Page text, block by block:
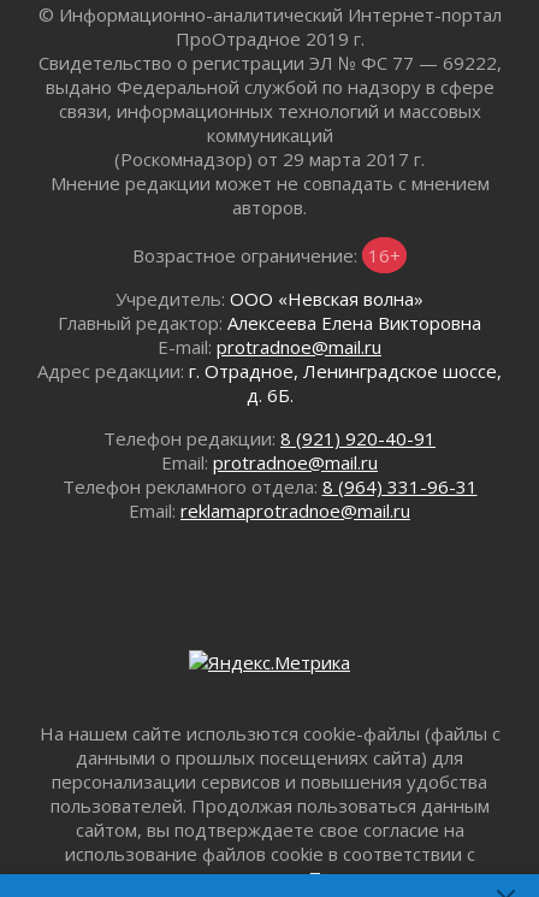
Лето без гаджетов
Болезнь девственниц и вампиров
01 августа 2026
Безмолвный крик о помощи
01 августа 2026
В музей всей семьёй
Без заявлений и очередей
Не женское это дело...уверены?
01 августа 2026
Все силы в кулак
01 августа 2026
01 августа 2026
Один в поле — не воин
01 августа 2026
Ленинградцы — бойцам «Барс-Ленинградец»
31 июля 2026
«Корвет» на страже
31 июля 2026
Правила для жизни
31 июля 2026
С рабочим визитом
© Информационно-аналитический Интернет-портал
ПроОтрадное 2019 г.
Свидетельство о регистрации ЭЛ № ФС 77 — 69222,
выдано Федеральной службой по надзору в сфере
связи, информационных технологий и массовых
коммуникаций
(Роскомнадзор) от 29 марта 2017 г.
Мнение редакции может не совпадать с мнением
авторов.
Возрастное ограничение: 16+
Учредитель: ООО «Невская волна»
Главный редактор: Алексеева Елена Викторовна
E-mail: protradnoe@mail.ru
Адрес редакции: г. Отрадное, Ленинградское шоссе,
д. 6Б.
Телефон редакции: 8 (921) 920-40-91
Email: protradnoe@mail.ru
Телефон рекламного отдела: 8 (964) 331-96-31
Email: reklamaprotradnoe@mail.ru
На нашем сайте использются cookie-файлы (файлы с
данными о прошлых посещениях сайта) для
персонализации сервисов и повышения удобства
пользователей. Продолжая пользоваться данным
сайтом, вы подтверждаете свое согласие на
использование файлов cookie в соответствии с
настоящим уведомлением,Пользовательским